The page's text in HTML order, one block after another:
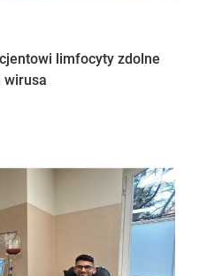
limfocyty zdolne
wirusa